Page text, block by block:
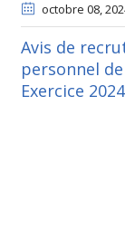
octobre 08,
Avis de
personnel de
Exercice